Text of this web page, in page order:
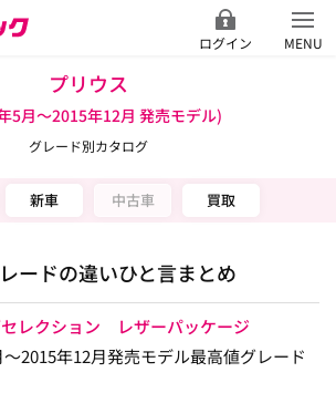
ログイン MENU
プリウス
5月～2015年12月 発売モデル)
グレード別カタログ
新車 中古車 買取
ードの違いひと言まとめ
レクション レザーパッケージ
2015年12月発売モデル最高値グレード